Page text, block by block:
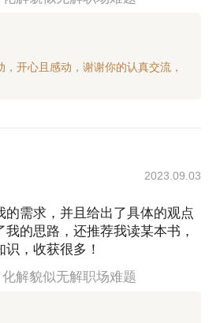
开心且感动，谢谢你的认真交流，
2023.09.03
的需求，并且给出了具体的观点
的思路，还推荐我读某本书，
，收获很多！
解貌似无解职场难题